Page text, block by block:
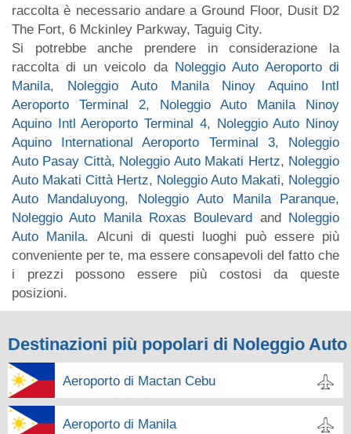
raccolta è necessario andare a Ground Floor, Dusit D2
The Fort, 6 Mckinley Parkway, Taguig City.
Si potrebbe anche prendere in considerazione la
raccolta di un veicolo da Noleggio Auto Aeroporto di
Manila, Noleggio Auto Manila Ninoy Aquino Intl
Aeroporto Terminal 2, Noleggio Auto Manila Ninoy
Aquino Intl Aeroporto Terminal 4, Noleggio Auto Ninoy
Aquino International Aeroporto Terminal 3, Noleggio
Auto Pasay Città, Noleggio Auto Makati Hertz, Noleggio
Auto Makati Città Hertz, Noleggio Auto Makati, Noleggio
Auto Mandaluyong, Noleggio Auto Manila Paranque,
Noleggio Auto Manila Roxas Boulevard and Noleggio
Auto Manila. Alcuni di questi luoghi può essere più
conveniente per te, ma essere consapevoli del fatto che
i prezzi possono essere più costosi da queste
posizioni.
Destinazioni più popolari di Noleggio Auto
Aeroporto di Mactan Cebu
Aeroporto di Manila